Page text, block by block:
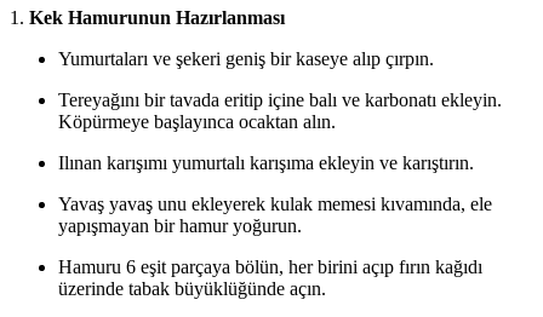
1. Kek Hamurunun Hazırlanması
Yumurtaları ve şekeri geniş bir kaseye alıp çırpın.
Tereyağını bir tavada eritip içine balı ve karbonatı ekleyin.
Köpürmeye başlayınca ocaktan alın.
Ilınan karışımı yumurtalı karışıma ekleyin ve karıştırın.
Yavaş yavaş unu ekleyerek kulak memesi kıvamında, ele
yapışmayan bir hamur yoğurun.
Hamuru 6 eşit parçaya bölün, her birini açıp fırın kağıdı
üzerinde tabak büyüklüğünde açın.